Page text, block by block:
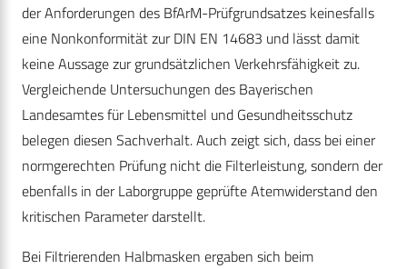
der Anforderungen des BfArM-Prüfgrundsatzes keinesfalls
eine Nonkonformität zur DIN EN 14683 und lässt damit
keine Aussage zur grundsätzlichen Verkehrsfähigkeit zu.
Vergleichende Untersuchungen des Bayerischen
Landesamtes für Lebensmittel und Gesundheitsschutz
belegen diesen Sachverhalt. Auch zeigt sich, dass bei einer
normgerechten Prüfung nicht die Filterleistung, sondern der
ebenfalls in der Laborgruppe geprüfte Atemwiderstand den
kritischen Parameter darstellt.
Bei Filtrierenden Halbmasken ergaben sich beim